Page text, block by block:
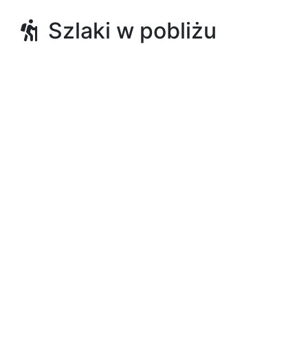
Szlaki w pobliżu